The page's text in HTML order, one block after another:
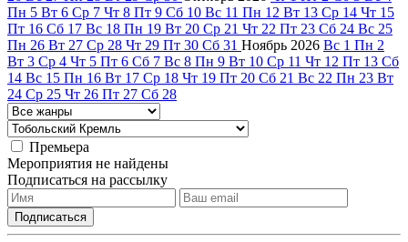
Пн 5 Вт 6 Ср 7 Чт 8 Пт 9 Сб 10 Вс 11 Пн 12 Вт 13 Ср 14 Чт 15
Пт 16 Сб 17 Вс 18 Пн 19 Вт 20 Ср 21 Чт 22 Пт 23 Сб 24 Вс 25
Пн 26 Вт 27 Ср 28 Чт 29 Пт 30 Сб 31 Ноябрь 2026 Вс 1 Пн 2
Вт 3 Ср 4 Чт 5 Пт 6 Сб 7 Вс 8 Пн 9 Вт 10 Ср 11 Чт 12 Пт 13 Сб
14 Вс 15 Пн 16 Вт 17 Ср 18 Чт 19 Пт 20 Сб 21 Вс 22 Пн 23 Вт
24 Ср 25 Чт 26 Пт 27 Сб 28
Премьера
Мероприятия не найдены
Подписаться на рассылку